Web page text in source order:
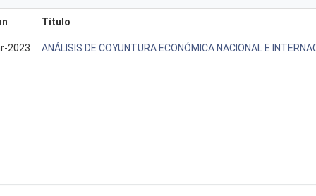
Título
2023 ANÁLISIS DE COYUNTURA ECONÓMICA NACIONAL E